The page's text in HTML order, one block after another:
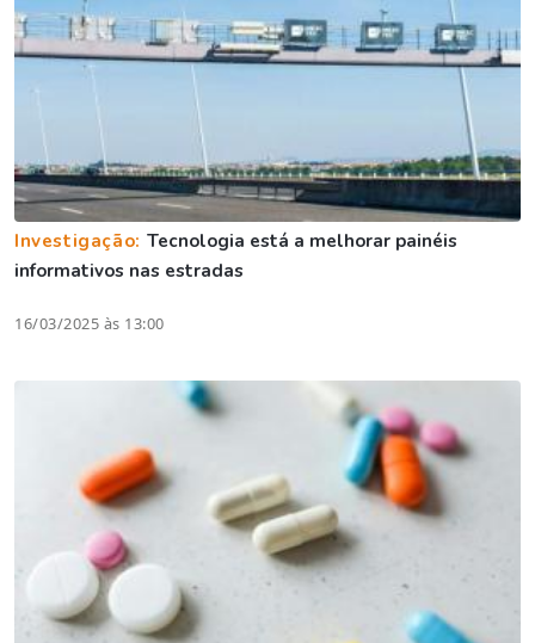
Investigação: Tecnologia está a melhorar painéis
informativos nas estradas
16/03/2025 às 13:00